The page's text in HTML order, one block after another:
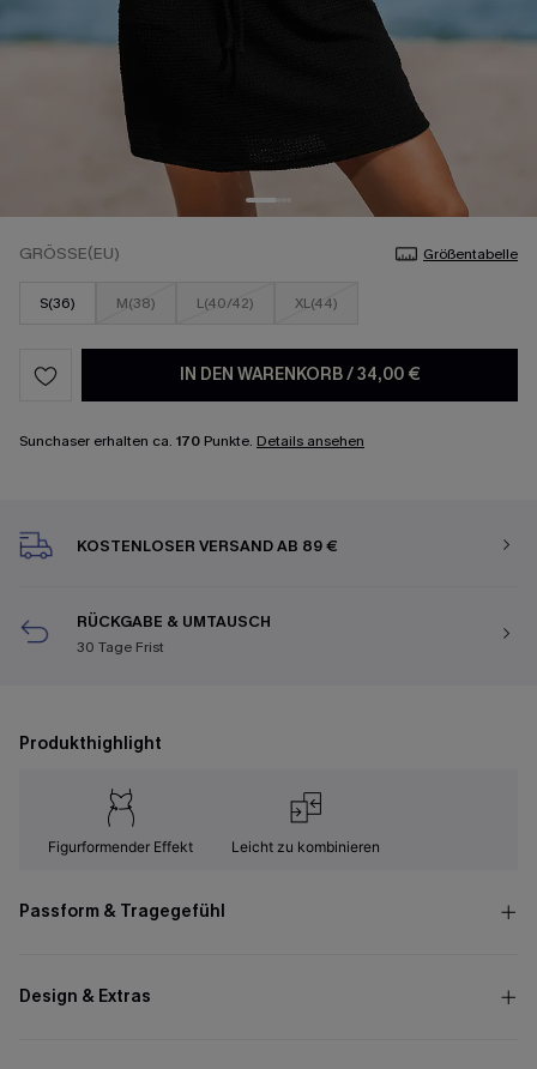
GRÖSSE(EU) Größentabelle
S(36) M(38) L(40/42) XL(44)
IN DEN WARENKORB/34,00 €
Sunchaser erhalten ca. 170 Punkte. Details ansehen
KOSTENLOSER VERSAND AB 89 €
RÜCKGABE & UMTAUSCH
30 Tage Frist
Produkthighlight
Figurformender Effekt Leicht zu kombinieren
Passform & Tragegefühl
Design & Extras